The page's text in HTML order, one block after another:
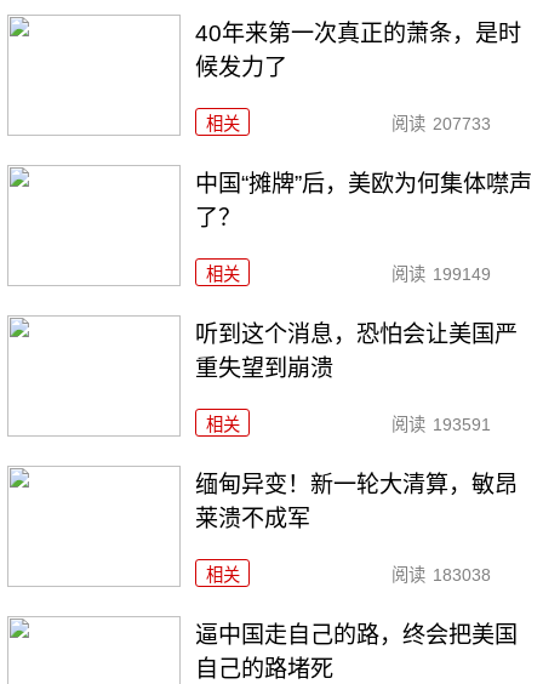
40年来第一次真正的萧条，是时
候发力了
相关 阅读 207733
中国“摊牌”后，美欧为何集体噤声
了？
相关 阅读 199149
听到这个消息，恐怕会让美国严
重失望到崩溃
相关 阅读 193591
缅甸异变！新一轮大清算，敏昂
莱溃不成军
相关 阅读 183038
逼中国走自己的路，终会把美国
自己的路堵死